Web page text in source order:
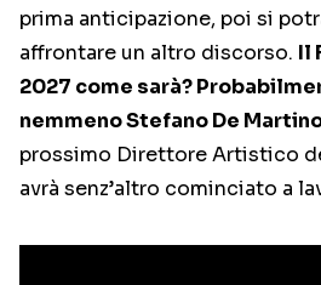
prima anticipazione, poi si
affrontare un altro discorso. Il
2027 come sarà?
nemmeno Stefano De
prossimo Direttore Artistico
avrà senz’altro cominciato a